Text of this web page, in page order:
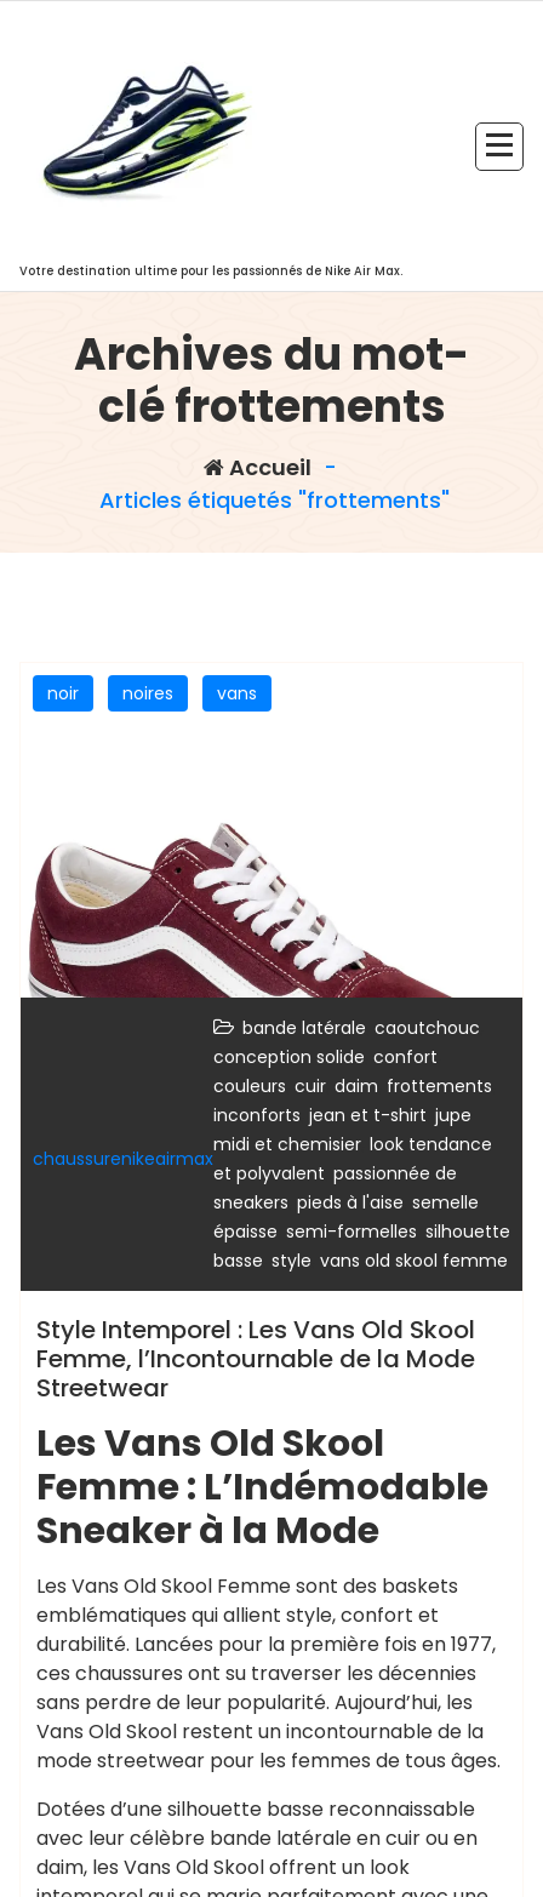
Votre destination ultime pour les passionnés de Nike Air Max.
Archives du mot-
clé frottements
Accueil -
Articles étiquetés "frottements"
noir noires vans
chaussurenikeairmax
bande latérale caoutchouc
conception solide confort
couleurs cuir daim frottements
inconforts jean et t-shirt jupe
midi et chemisier look tendance
et polyvalent passionnée de
sneakers pieds à l'aise semelle
épaisse semi-formelles silhouette
basse style vans old skool femme
Style Intemporel : Les Vans Old Skool
Femme, l’Incontournable de la Mode
Streetwear
Les Vans Old Skool
Femme : L’Indémodable
Sneaker à la Mode
Les Vans Old Skool Femme sont des baskets
emblématiques qui allient style, confort et
durabilité. Lancées pour la première fois en 1977,
ces chaussures ont su traverser les décennies
sans perdre de leur popularité. Aujourd’hui, les
Vans Old Skool restent un incontournable de la
mode streetwear pour les femmes de tous âges.
Dotées d’une silhouette basse reconnaissable
avec leur célèbre bande latérale en cuir ou en
daim, les Vans Old Skool offrent un look